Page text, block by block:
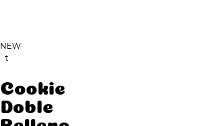
NEW
t
Cookie
Doble
Relleno